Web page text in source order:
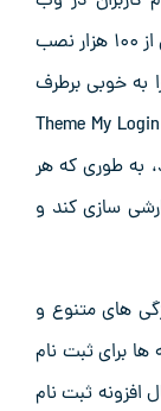
‌سایت‌ ها استفاده می‌ شود. این افزونه با بیش از ۱۰۰ هزار نصب
به خوبی برطرف
می ‌کند. همچنین، افزونه ثبت نام در وردپرس Theme My Login
به طوری که هر
سازی کند و
های متنوع و
‌ها برای ثبت‌ نام
افزونه ثبت نام